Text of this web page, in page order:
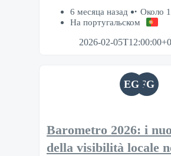
6 месяца назад
Около
На португальском
2026-02-
EG FG
Barometro 2026: i
della visibilità locale